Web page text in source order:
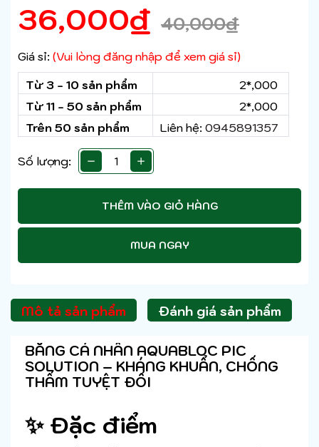
36,000₫ 40,000₫
Giá sỉ: (Vui lòng đăng nhập để xem giá sỉ)
Từ 3 - 10 sản phẩm
2*,000
Từ 11 - 50 sản phẩm
2*,000
Trên 50 sản phẩm
Liên hệ: 0945891357
Số lượng:
THÊM VÀO GIỎ HÀNG
MUA NGAY
Mô tả sản phẩm Đánh giá sản phẩm
BĂNG CÁ NHÂN AQUABLOC PIC
SOLUTION – KHÁNG KHUẨN, CHỐNG
THẤM TUYỆT ĐỐI
✨ Đặc điểm